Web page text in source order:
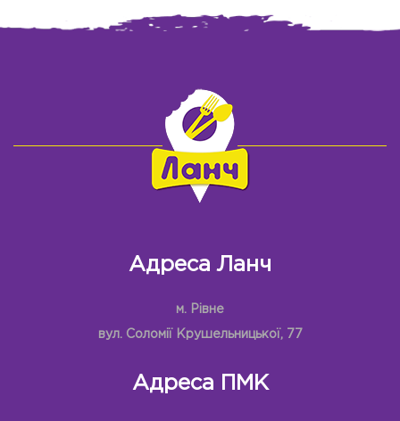
Адреса Ланч
м. Рівне
вул. Соломії Крушельницької, 77
Адреса ПМК